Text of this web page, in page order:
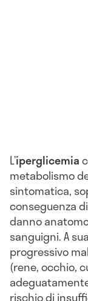
L’iperglicemia
metabolismo
sintomatica,
conseguenza
danno
sanguigni. A
progressivo
(rene, occhio,
rischio di